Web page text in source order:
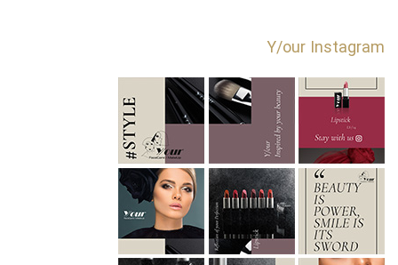
Y/our Instagram